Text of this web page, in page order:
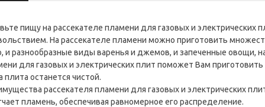
пищу на рассекателе пламени для газовых и электрических
На рассекателе пламени можно приготовить
и разнообразные виды варенья и джемов, и запеченные овощи,
для газовых и электрических плит поможет Вам приготовить
плита останется чистой.
рассекателя пламени для газовых и электрических
пламень, обеспечивая равномерное его распределение.